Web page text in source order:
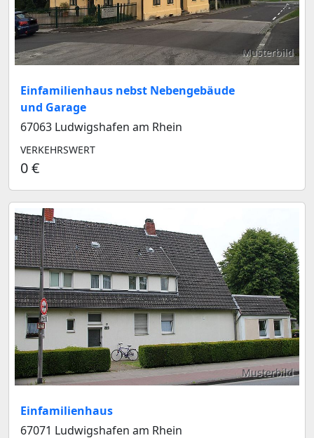
Musterbild
Einfamilienhaus nebst Nebengebäude
und Garage
67063 Ludwigshafen am Rhein
VERKEHRSWERT
0 €
Musterbild
Einfamilienhaus
67071 Ludwigshafen am Rhein